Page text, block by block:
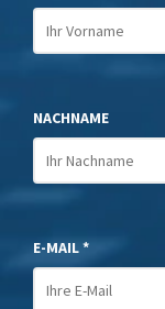
NACHNAME
E-MAIL *